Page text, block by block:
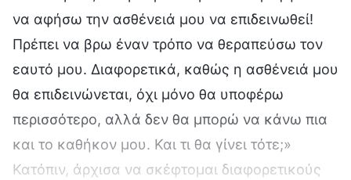
να αφήσω την ασθένειά μου να επιδεινωθεί!
Πρέπει να βρω έναν τρόπο να θεραπεύσω τον
εαυτό μου. Διαφορετικά, καθώς η ασθένειά μου
θα επιδεινώνεται, όχι μόνο θα υποφέρω
περισσότερο, αλλά δεν θα μπορώ να κάνω πια
και το καθήκον μου. Και τι θα γίνει τότε;»
Κατόπιν, άρχισα να σκέφτομαι διαφορετικούς